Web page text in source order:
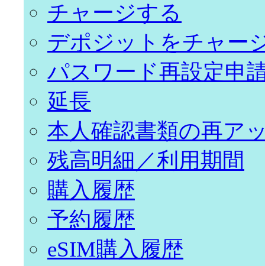
チャージする
デポジットをチャー
パスワード再設定申
延長
本人確認書類の再ア
残高明細／利用期間
購入履歴
予約履歴
eSIM購入履歴